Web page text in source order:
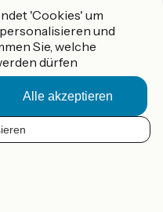
France
'Cookies' um
und
Sie, welche
dürfen
Alle akzeptieren